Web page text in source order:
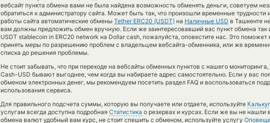
вебсайт пункта обмена вами не была найдена возможность обменять деньги, советуем
обратиться к администратору сайта. Может быть так, что произошли временные трудности
работы сайта автоматические обмены Tether ERC20 (USDT) на Наличные USD в Ташкенте
вам должны предложить обмен вручную. Если же заинтересовавший вас пункт обмена так
USDT stablecoin in ERC20 network на Dollar cash, пожалуйста, оповестите нас. Это
принять меры по разрешению проблем с владельцем вебсайта-обменника, или же
списка до решения проблемы.
Не стоит забывать, что при переходе на вебсайты обменных пунктов с нашего
Cash-USD бывают выгоднее, чем когда вы набираете адрес самостоятельно. Если у вас
обменом электронных денег, мы рекомендуем посетить раздел FAQ и воспользоваться
использования сервиса.
Для правильного подсчета суммы, которую вы получаете или отдаете, используйте
услугам всегда доступна подробная Статистика о резервах и курсах. Если же вы не нашли
обмена валют удобный вам курс, не стоит спешить с обменом, используйте услугу